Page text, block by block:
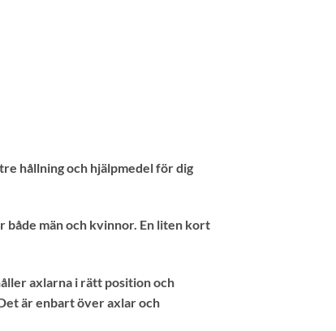
hållning och hjälpmedel för dig
män och kvinnor. En liten kort
axlarna i rätt position och
är enbart över axlar och